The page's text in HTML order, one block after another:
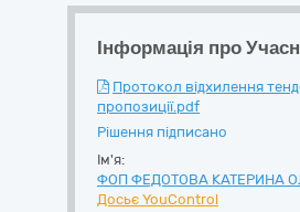
Інформація про
Протокол відхилення
пропозиції.pdf
Рішення підписано
Ім'я:
ФОП ФЕДОТОВА КАТЕРИНА
Досьє YouControl